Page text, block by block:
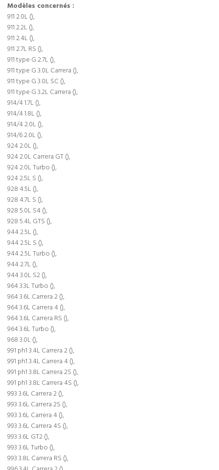
Modèles concernés :
911 2.0L (),
911 2.2L (),
911 2.4L (),
911 2.7L RS (),
911 type G 2.7L (),
911 type G 3.0L Carrera (),
911 type G 3.0L SC (),
911 type G 3.2L Carrera (),
914/4 1.7L (),
914/4 1.8L (),
914/4 2.0L (),
914/6 2.0L (),
924 2.0L (),
924 2.0L Carrera GT (),
924 2.0L Turbo (),
924 2.5L S (),
928 4.5L (),
928 4.7L S (),
928 5.0L S4 (),
928 5.4L GTS (),
944 2.5L (),
944 2.5L S (),
944 2.5L Turbo (),
944 2.7L (),
944 3.0L S2 (),
964 3.3L Turbo (),
964 3.6L Carrera 2 (),
964 3.6L Carrera 4 (),
964 3.6L Carrera RS (),
964 3.6L Turbo (),
968 3.0L (),
991 ph1 3.4L Carrera 2 (),
991 ph1 3.4L Carrera 4 (),
991 ph1 3.8L Carrera 2S (),
991 ph1 3.8L Carrera 4S (),
993 3.6L Carrera 2 (),
993 3.6L Carrera 2S (),
993 3.6L Carrera 4 (),
993 3.6L Carrera 4S (),
993 3.6L GT2 (),
993 3.6L Turbo (),
993 3.8L Carrera RS (),